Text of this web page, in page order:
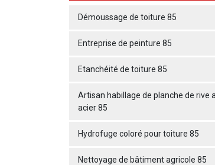
Démoussage de toiture 85
Entreprise de peinture 85
Etanchéité de toiture 85
Artisan habillage de planche de rive
acier 85
Hydrofuge coloré pour toiture 85
Nettoyage de bâtiment agricole 85